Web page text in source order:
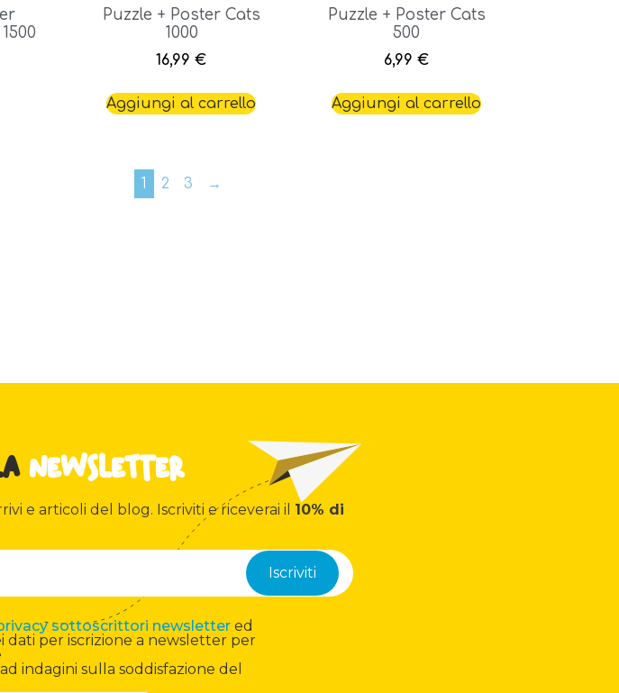
Puzzle + Poster Cats
1000
16,99€
Aggiungi al carrello
Puzzle + Poster Cats
500
6,99€
Aggiungi al carrello
1 2 3 →
newsletter
e articoli del blog. Iscriviti e riceverai il 10% di
sottoscrittori newsletter ed
dati per iscrizione a newsletter per
indagini sulla soddisfazione del